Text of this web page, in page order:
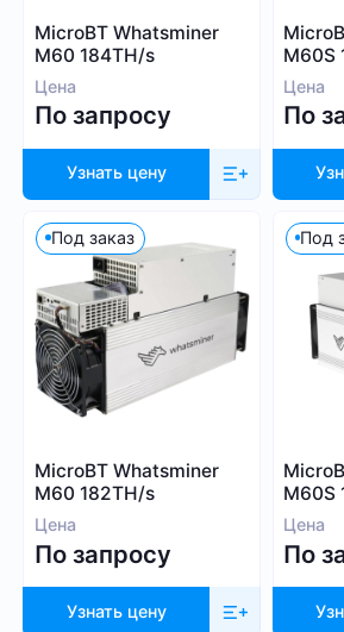
MicroBT Whatsminer
M60 184TH/s
Цена
По запросу
Узнать цену
M60S
Цена
По
Под заказ
MicroBT Whatsminer
M60 182TH/s
Цена
По запросу
Узнать цену
Под
M60S
Цена
По